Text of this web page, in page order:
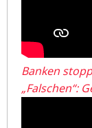
Banken
„Falschen“: